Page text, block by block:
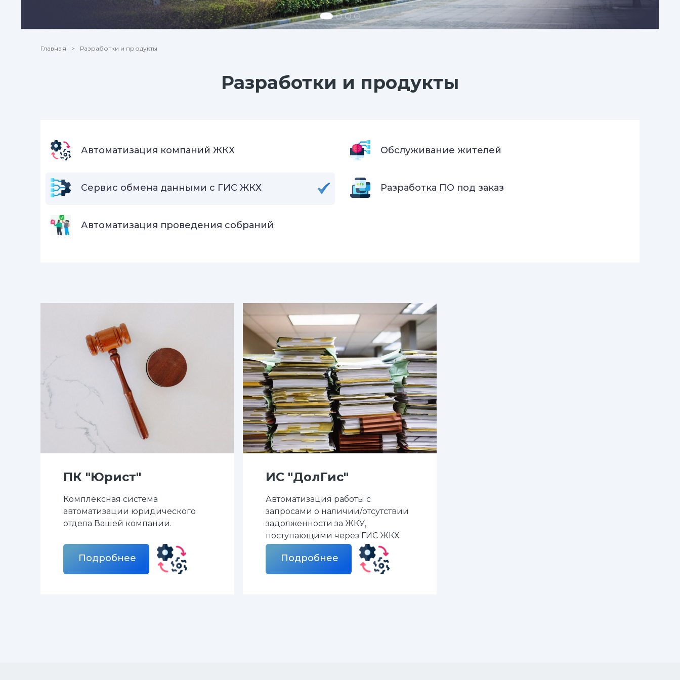
Главная Разработки и продукты
Разработки и продукты
Автоматизация компаний ЖКХ Обслуживание жителей
Сервис обмена данными с ГИС ЖКХ Разработка ПО под заказ
Автоматизация проведения собраний
ПК "Юрист"
Комплексная система
автоматизации юридического
отдела Вашей компании.
Подробнее
ИС "ДолГис"
Автоматизация работы с
запросами о наличии/отсутствии
задолженности за ЖКУ,
поступающими через ГИС ЖКХ.
Подробнее